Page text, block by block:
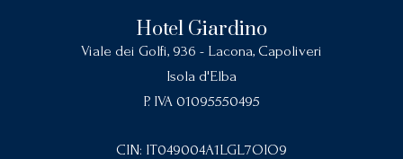
Hotel Giardino
Viale dei Golfi, 936 - Lacona, Capoliveri
Isola d'Elba
P. IVA 01095550495
CIN: IT049004A1LGL7OIO9